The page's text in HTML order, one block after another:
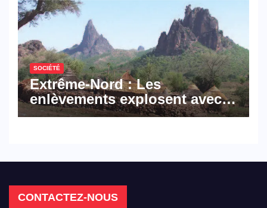
hôtellerie-restauration
SOCIÉTÉ
Extrême-Nord : Les
enlèvements explosent avec
308 victimes en trois mois
CONTACTEZ-NOUS